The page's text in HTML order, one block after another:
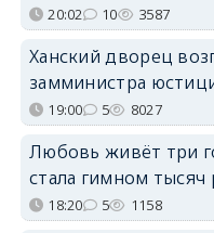
20:02 10 3587
Ханский дворец
замминистра
19:00 5 8027
Любовь живёт три
стала гимном тысяч
18:20 5 1158